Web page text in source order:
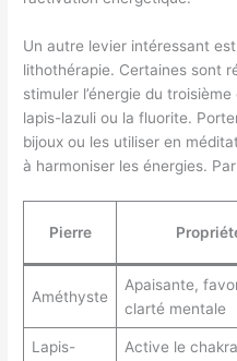
Un autre levier intéressant
lithothérapie. Certaines sont
stimuler l’énergie du
lapis-lazuli ou la fluorite.
bijoux ou les utiliser en
à harmoniser les énergies.
Pierre
Améthyste
Apaisante,
clarté mentale
Lapis-
Active le